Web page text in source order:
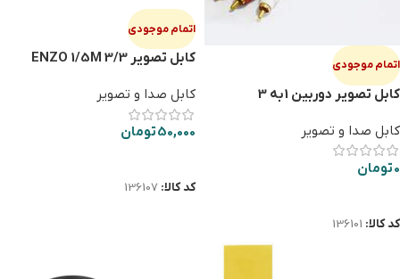
اتمام موجودی
کابل تصویر دوربین 1به 3
کابل صدا و تصویر
0تومان
کد کالا: 136101
اتمام موجودی
کابل تصویر 3/3 ENZO 1/5M
کابل صدا و تصویر
50,000تومان
کد کالا: 136107